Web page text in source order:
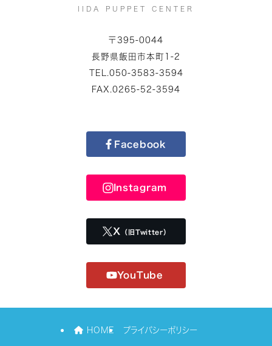
IIDA PUPPET CENTER
〒395-0044
長野県飯田市本町1-2
TEL.050-3583-3594
FAX.0265-52-3594
Facebook
Instagram
X （旧Twitter）
YouTube
HOME プライバシーポリシー